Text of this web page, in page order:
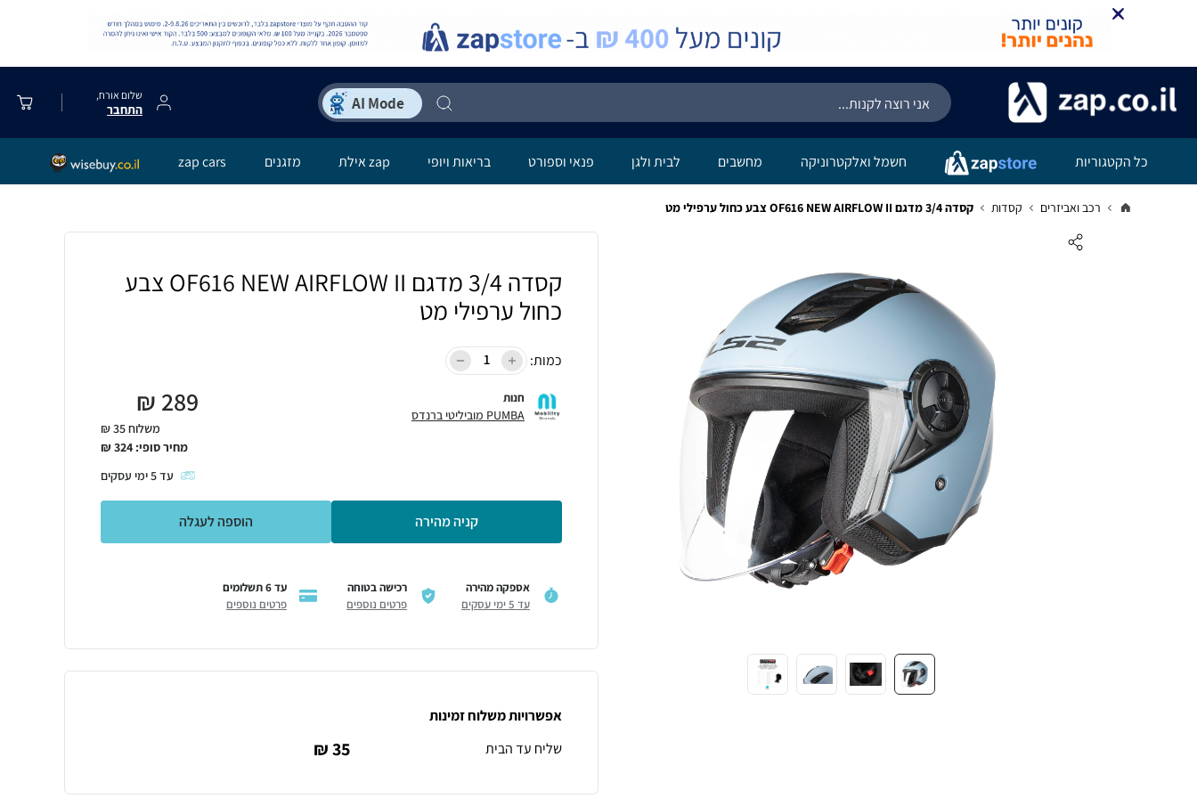
שלום אורח,
התחבר
כל הקטגוריות חשמל ואלקטרוניקה מחשבים לבית ולגן פנאי וספורט בריאות ויופי zap אילת מזגנים zap cars
רכב ואביזרים קסדות קסדה 3/4 מדגם OF616 NEW AIRFLOW II צבע כחול ערפילי מט
קסדה 3/4 מדגם OF616 NEW AIRFLOW II צבע
כחול ערפילי מט
כמות:
חנות
PUMBA מוביליטי ברנדס 289
₪
משלוח 35 ₪
מחיר סופי: 324
₪
עד5ימי עסקים
קניה מהירה הוספה לעגלה
אספקה מהירה
עד 5 ימי עסקים
רכישה בטוחה
פרטים נוספים
עד 6 תשלומים
פרטים נוספים
אפשרויות משלוח זמינות
שליח עד הבית
35 ₪